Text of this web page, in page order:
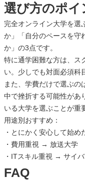
選び方のポイ
完全オンライン大学を選
か」「自分のペースを守
か」の3点です。
特に通学困難な方は、ス
い。少しでも対面必須科
また、学費だけで選ぶの
中で挫折する可能性があ
いる大学を選ぶことが重
用途別おすすめ：
・とにかく安心して始
・費用重視 → 放送大学
・ITスキル重視 → サイ
FAQ